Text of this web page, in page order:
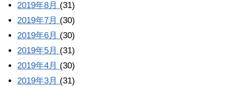
2019年8月 (31)
2019年7月 (30)
2019年6月 (30)
2019年5月 (31)
2019年4月 (30)
2019年3月 (31)